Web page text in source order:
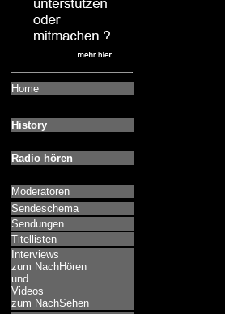
Home
History
Radio hören
Moderatoren
Sendeschema
Sendungen
Titellisten
Interviews
zum NachHören
und
Videos
zum NachSehen